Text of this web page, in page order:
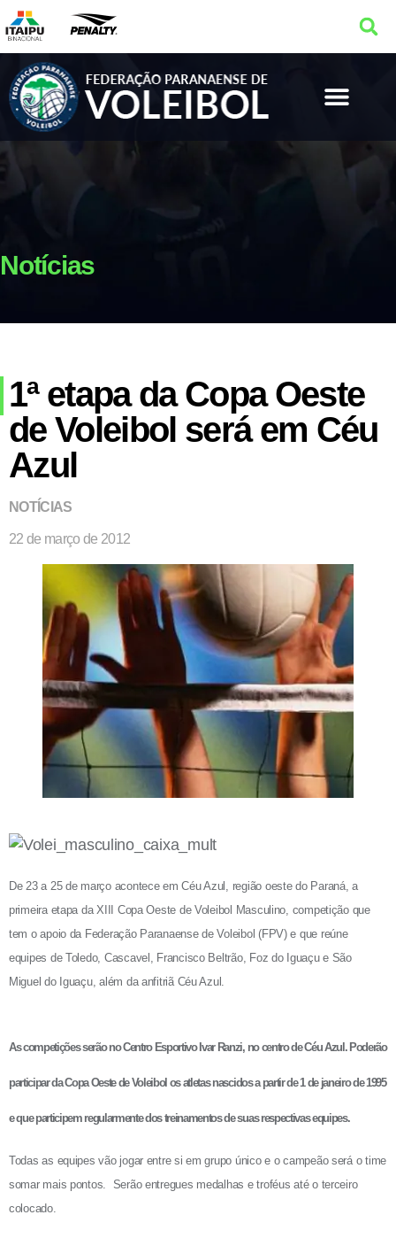
Notícias
1ª etapa da Copa Oeste
de Voleibol será em Céu
Azul
NOTÍCIAS
22 de março de 2012
De 23 a 25 de março acontece em Céu Azul, região oeste do Paraná, a
primeira etapa da XIII Copa Oeste de Voleibol Masculino, competição que
tem o apoio da Federação Paranaense de Voleibol (FPV) e que reúne
equipes de Toledo, Cascavel, Francisco Beltrão, Foz do Iguaçu e São
Miguel do Iguaçu, além da anfitriã Céu Azul.
As competições serão no Centro Esportivo Ivar Ranzi, no centro de Céu Azul. Poderão
participar da Copa Oeste de Voleibol os atletas nascidos a partir de 1 de janeiro de 1995
e que participem regularmente dos treinamentos de suas respectivas equipes.
Todas as equipes vão jogar entre si em grupo único e o campeão será o time
somar mais pontos. Serão entregues medalhas e troféus até o terceiro
colocado.